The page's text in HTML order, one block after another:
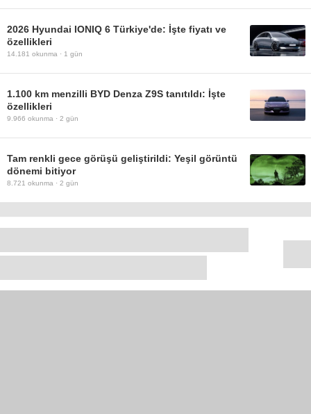
2026 Hyundai IONIQ 6 Türkiye'de: İşte fiyatı ve
özellikleri
14.181 okunma · 1 gün
1.100 km menzilli BYD Denza Z9S tanıtıldı: İşte
özellikleri
9.966 okunma · 2 gün
Tam renkli gece görüşü geliştirildi: Yeşil görüntü
dönemi bitiyor
8.721 okunma · 2 gün